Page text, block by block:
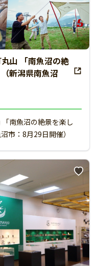
山 「南魚沼の絶
新潟県南魚沼
南魚沼の絶景を楽し
市：8月29日開催）